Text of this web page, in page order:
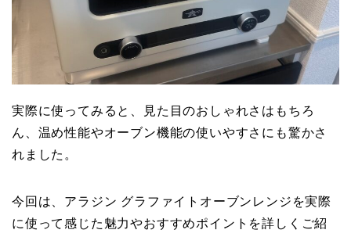
実際に使ってみると、見た目のおしゃれさはもちろ
ん、温め性能やオーブン機能の使いやすさにも驚かさ
れました。
今回は、アラジン グラファイトオーブンレンジを実際
に使って感じた魅力やおすすめポイントを詳しくご紹